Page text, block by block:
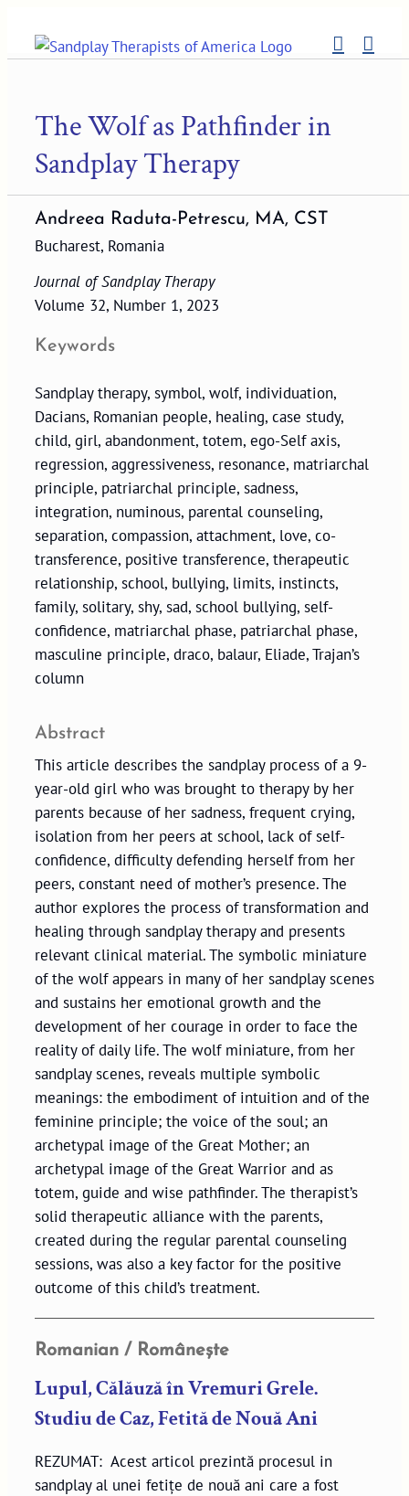
content
The Wolf as Pathfinder in
Sandplay Therapy
Andreea Raduta-Petrescu, MA, CST
Bucharest, Romania
Journal of Sandplay Therapy
Volume 32, Number 1, 2023
Keywords
Sandplay therapy, symbol, wolf, individuation,
Dacians, Romanian people, healing, case study,
child, girl, abandonment, totem, ego-Self axis,
regression, aggressiveness, resonance, matriarchal
principle, patriarchal principle, sadness,
integration, numinous, parental counseling,
separation, compassion, attachment, love, co-
transference, positive transference, therapeutic
relationship, school, bullying, limits, instincts,
family, solitary, shy, sad, school bullying, self-
confidence, matriarchal phase, patriarchal phase,
masculine principle, draco, balaur, Eliade, Trajan’s
column
Abstract
This article describes the sandplay process of a 9-
year-old girl who was brought to therapy by her
parents because of her sadness, frequent crying,
isolation from her peers at school, lack of self-
confidence, difficulty defending herself from her
peers, constant need of mother’s presence. The
author explores the process of transformation and
healing through sandplay therapy and presents
relevant clinical material. The symbolic miniature
of the wolf appears in many of her sandplay scenes
and sustains her emotional growth and the
development of her courage in order to face the
reality of daily life. The wolf miniature, from her
sandplay scenes, reveals multiple symbolic
meanings: the embodiment of intuition and of the
feminine principle; the voice of the soul; an
archetypal image of the Great Mother; an
archetypal image of the Great Warrior and as
totem, guide and wise pathfinder. The therapist’s
solid therapeutic alliance with the parents,
created during the regular parental counseling
sessions, was also a key factor for the positive
outcome of this child’s treatment.
Romanian / Românește
Lupul, Călăuză în Vremuri Grele.
Studiu de Caz, Fetită de Nouă Ani
REZUMAT: Acest articol prezintă procesul in
sandplay al unei fetițe de nouă ani care a fost